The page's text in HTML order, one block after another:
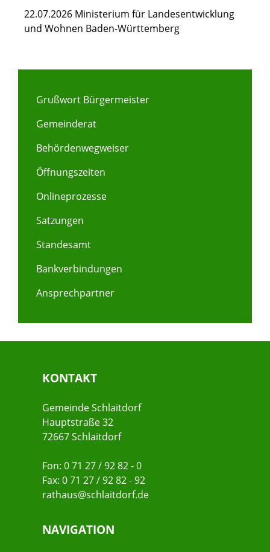
22.07.2026 Ministerium für Landesentwicklung
und Wohnen Baden-Württemberg
Grußwort Bürgermeister
Gemeinderat
Behördenwegweiser
Öffnungszeiten
Onlineprozesse
Satzungen
Standesamt
Bankverbindungen
Ansprechpartner
KONTAKT
Gemeinde Schlaitdorf
Hauptstraße 32
72667 Schlaitdorf
Fon: 0 71 27 / 92 82 - 0
Fax: 0 71 27 / 92 82 - 92
rathaus@schlaitdorf.de
NAVIGATION